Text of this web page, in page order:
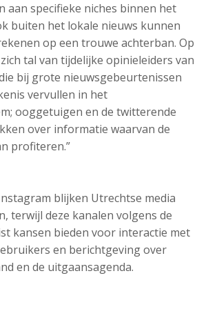
aan specifieke niches binnen het
buiten het lokale nieuws kunnen
op een trouwe achterban. Op
tal van tijdelijke opinieleiders van
bij grote nieuwsgebeurtenissen
vervullen in het
ooggetuigen en de twitterende
over informatie waarvan de
profiteren.”
blijken Utrechtse media
terwijl deze kanalen volgens de
kansen bieden voor interactie met
en berichtgeving over
en de uitgaansagenda.